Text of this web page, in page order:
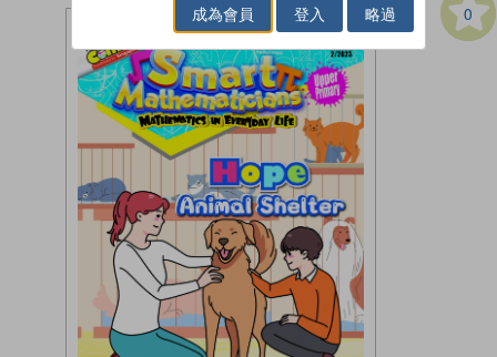
0
成為會員 登入 略過